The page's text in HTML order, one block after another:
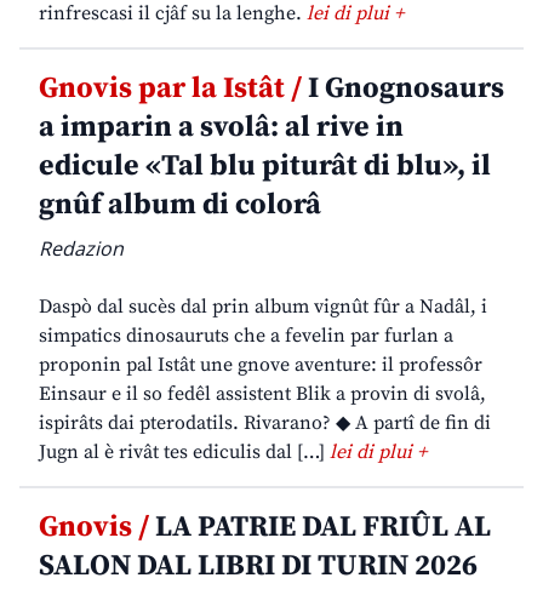
rinfrescasi il cjâf su la lenghe. lei di plui +
Gnovis par la Istât /I Gnognosaurs
a imparin a svolâ: al rive in
edicule «Tal blu piturât di blu», il
gnûf album di colorâ
Redazion
Daspò dal sucès dal prin album vignût fûr a Nadâl, i
simpatics dinosauruts che a fevelin par furlan a
proponin pal Istât une gnove aventure: il professôr
Einsaur e il so fedêl assistent Blik a provin di svolâ,
ispirâts dai pterodatils. Rivarano? ◆ A partî de fin di
Jugn al è rivât tes ediculis dal […] lei di plui +
Gnovis /LA PATRIE DAL FRIÛL AL
SALON DAL LIBRI DI TURIN 2026